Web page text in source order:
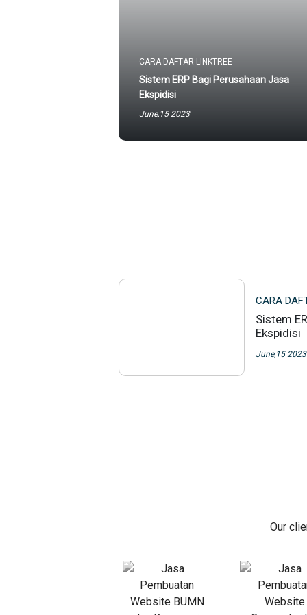
CARA DAFTAR LINKTREE
Sistem ERP Bagi Perusahaan Jasa
Ekspidisi
June,15 2023
CARA
Sistem
Ekspidisi
June,15 2023
Our